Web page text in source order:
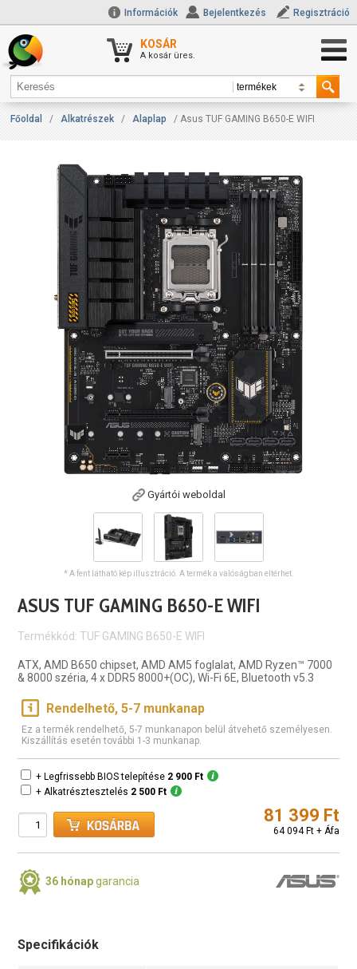
Információk Bejelentkezés Regisztráció
KOSÁR
A kosár üres.
Főoldal / Alkatrészek / Alaplap / Asus TUF GAMING B650-E WIFI
Gyártói weboldal
* A fent látható kép illusztráció. A termék a valóságban eltérhet.
ASUS TUF GAMING B650-E WIFI
Termékkód: TUF GAMING B650-E WIFI
ATX, AMD B650 chipset, AMD AM5 foglalat, AMD Ryzen™ 7000
& 8000 széria, 4 x DDR5 8000+(OC), Wi-Fi 6E, Bluetooth v5.3
Rendelhető, 5-7 munkanap
Ez a termék rendelhető, 5-7 munkanapon belül átvehető személyesen.
Kiszállítás esetén további 1-3 munkanap.
+ Legfrissebb BIOS telepítése 2 900 Ft
+ Alkatrésztesztelés 2 500 Ft
81 399 Ft
64 094 Ft + Áfa
36 hónapgarancia
Specifikációk